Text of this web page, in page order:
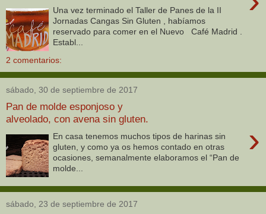
Una vez terminado el Taller de Panes de la II
Jornadas Cangas Sin Gluten , habíamos
reservado para comer en el Nuevo Café Madrid .
Establ...
2 comentarios:
sábado, 30 de septiembre de 2017
Pan de molde esponjoso y
alveolado, con avena sin gluten.
›
En casa tenemos muchos tipos de harinas sin
gluten, y como ya os hemos contado en otras
ocasiones, semanalmente elaboramos el “Pan de
molde...
sábado, 23 de septiembre de 2017